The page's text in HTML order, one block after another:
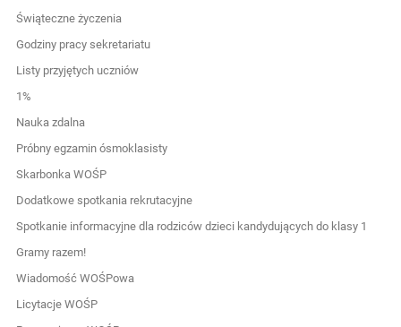
Świąteczne życzenia
Godziny pracy sekretariatu
Listy przyjętych uczniów
1%
Nauka zdalna
Próbny egzamin ósmoklasisty
Skarbonka WOŚP
Dodatkowe spotkania rekrutacyjne
Spotkanie informacyjne dla rodziców dzieci kandydujących do klasy 1
Gramy razem!
Wiadomość WOŚPowa
Licytacje WOŚP